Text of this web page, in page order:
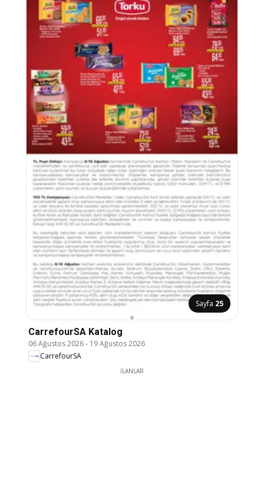
Sayfa 25
CarrefourSA Katalog
06 Ağustos 2026- 19 Ağustos 2026
CarrefourSA
İLANLAR